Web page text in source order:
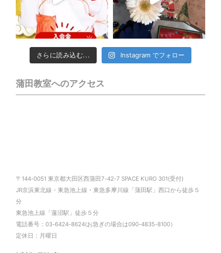
さらに読み込む... Instagram でフォロー
蒲田教室へのアクセス
〒144-0051 東京都大田区西蒲田7-42-7 SPACE KURO 301(受付)
JR京浜東北線・東急池上線・東急多摩川線「蒲田駅」西口から徒歩５
分
東急池上線「蓮沼駅」徒歩５分
電話番号：03-6424-8624(お急ぎの場合は090-4835-8100）
定休日：月曜日